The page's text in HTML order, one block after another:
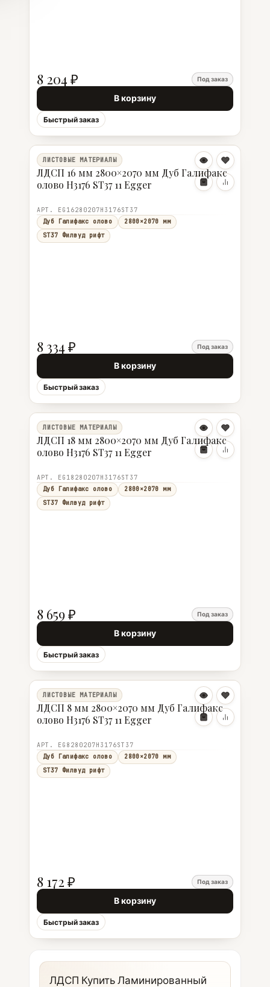
8 204 ₽ Под заказ
В корзину
Быстрый заказ
ЛИСТОВЫЕ МАТЕРИАЛЫ
ЛДСП 16 мм 2800×2070 мм Дуб Галифакс
олово H3176 ST37 11 Egger
АРТ. EG16280207H3176ST37
Дуб Галифакс олово
2800×2070 мм
ST37 Филвуд рифт
8 334 ₽ Под заказ
В корзину
Быстрый заказ
ЛИСТОВЫЕ МАТЕРИАЛЫ
ЛДСП 18 мм 2800×2070 мм Дуб Галифакс
олово H3176 ST37 11 Egger
АРТ. EG18280207H3176ST37
Дуб Галифакс олово
2800×2070 мм
ST37 Филвуд рифт
8 659 ₽ Под заказ
В корзину
Быстрый заказ
ЛИСТОВЫЕ МАТЕРИАЛЫ
ЛДСП 8 мм 2800×2070 мм Дуб Галифакс
олово H3176 ST37 11 Egger
АРТ. EG8280207H3176ST37
Дуб Галифакс олово
2800×2070 мм
ST37 Филвуд рифт
8 172 ₽ Под заказ
В корзину
Быстрый заказ
ЛДСП Купить Ламинированный